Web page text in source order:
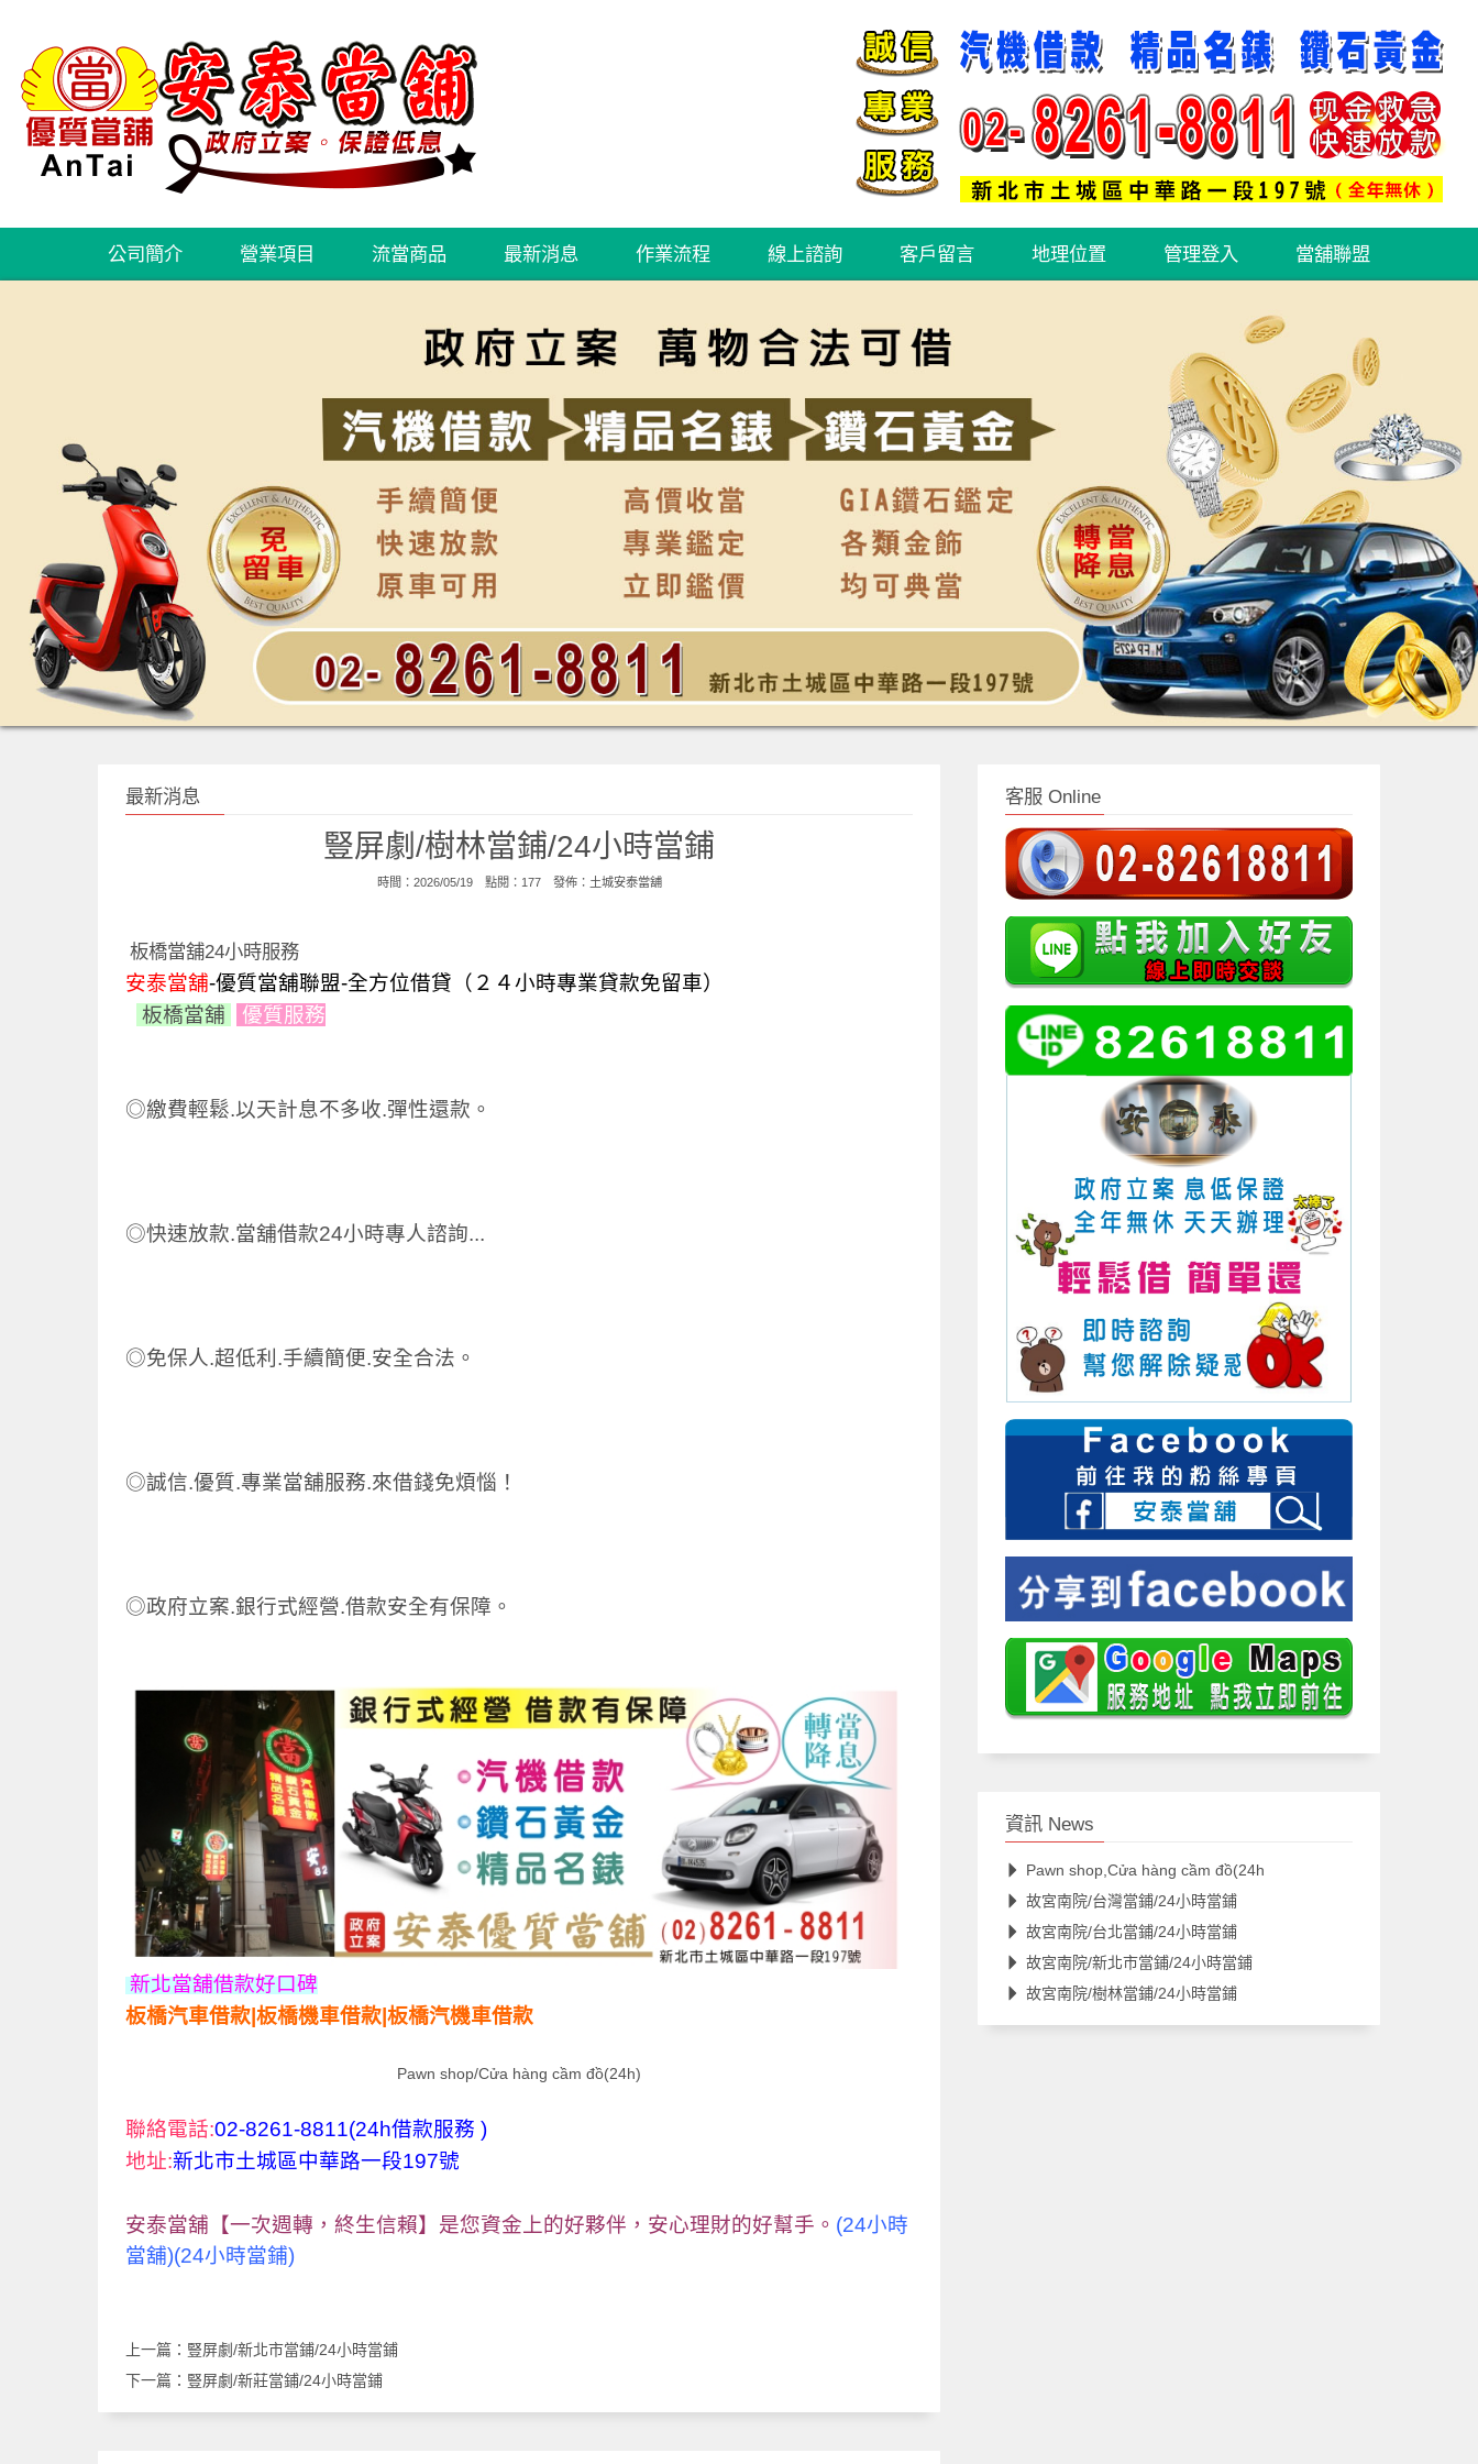
公司簡介 營業項目 流當商品 最新消息 作業流程 線上諮詢 客戶留言 地理位置 管理登入 當舖聯盟
最新消息
豎屏劇/樹林當鋪/24小時當鋪
時間：2026/05/19 點閱：177 發佈： 土城安泰當舖
板橋當舖24小時服務
安泰當舖-優質當舖聯盟-全方位借貸（２４小時專業貸款免留車）
板橋當舖
優質服務
◎繳費輕鬆.以天計息不多收.彈性還款。
◎快速放款.當舖借款24小時專人諮詢...
◎免保人.超低利.手續簡便.安全合法。
◎誠信.優質.專業當舖服務.來借錢免煩惱！
◎政府立案.銀行式經營.借款安全有保障。
新北當舖借款好口碑
板橋汽車借款|板橋機車借款|板橋汽機車借款
Pawn shop/Cửa hàng cầm đồ(24h)
聯絡電話:02-8261-8811(24h借款服務 )
地址:新北市土城區中華路一段197號
安泰當舖【一次週轉，終生信賴】是您資金上的好夥伴，安心理財的好幫手。 (24小時
當舖)(24小時當鋪)
上一篇： 豎屏劇/新北市當鋪/24小時當鋪
下一篇： 豎屏劇/新莊當鋪/24小時當鋪
客服 Online
資訊 News
Pawn shop,Cửa hàng cầm đồ(24h
故宮南院/台灣當鋪/24小時當鋪
故宮南院/台北當鋪/24小時當鋪
故宮南院/新北市當鋪/24小時當鋪
故宮南院/樹林當鋪/24小時當鋪